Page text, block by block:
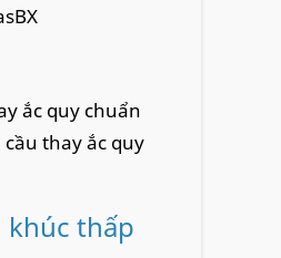
ắc quy chuẩn
thay ắc quy
khúc thấp